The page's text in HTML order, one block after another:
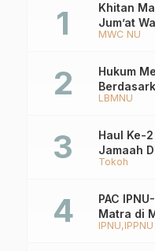
MWC NU
Khitan
Jum’at
LBMNU
Hukum
Tokoh
Haul Ke-
Jamaah
IPNU IPPNU
PAC
Matra di